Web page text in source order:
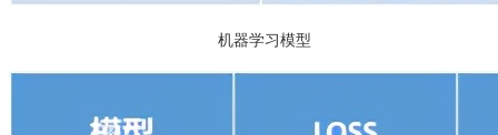
机器学习模型